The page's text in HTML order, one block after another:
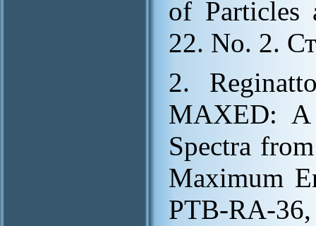
of Particles
22. No. 2.
2.
MAXED:
Spectra
Maximum
PTB-RA-